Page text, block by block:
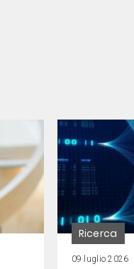
Ricerca
09 luglio 2026